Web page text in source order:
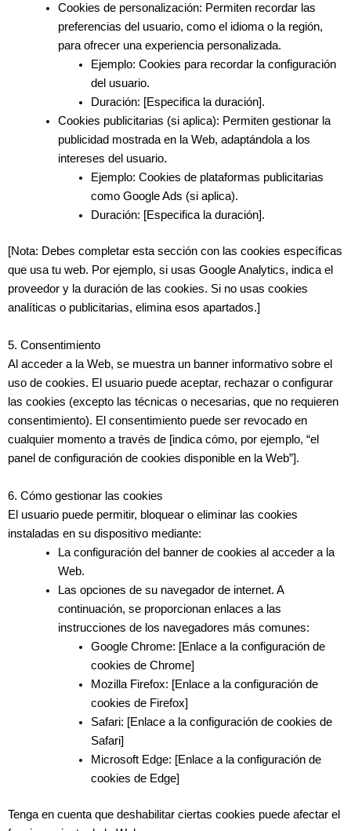
Cookies de personalización: Permiten recordar las
preferencias del usuario, como el idioma o la región,
para ofrecer una experiencia personalizada.
Ejemplo: Cookies para recordar la configuración
del usuario.
Duración: [Especifica la duración].
Cookies publicitarias (si aplica): Permiten gestionar la
publicidad mostrada en la Web, adaptándola a los
intereses del usuario.
Ejemplo: Cookies de plataformas publicitarias
como Google Ads (si aplica).
Duración: [Especifica la duración].
[Nota: Debes completar esta sección con las cookies específicas
que usa tu web. Por ejemplo, si usas Google Analytics, indica el
proveedor y la duración de las cookies. Si no usas cookies
analíticas o publicitarias, elimina esos apartados.]
5. Consentimiento
Al acceder a la Web, se muestra un banner informativo sobre el
uso de cookies. El usuario puede aceptar, rechazar o configurar
las cookies (excepto las técnicas o necesarias, que no requieren
consentimiento). El consentimiento puede ser revocado en
cualquier momento a través de [indica cómo, por ejemplo, “el
panel de configuración de cookies disponible en la Web”].
6. Cómo gestionar las cookies
El usuario puede permitir, bloquear o eliminar las cookies
instaladas en su dispositivo mediante:
La configuración del banner de cookies al acceder a la
Web.
Las opciones de su navegador de internet. A
continuación, se proporcionan enlaces a las
instrucciones de los navegadores más comunes:
Google Chrome: [Enlace a la configuración de
cookies de Chrome]
Mozilla Firefox: [Enlace a la configuración de
cookies de Firefox]
Safari: [Enlace a la configuración de cookies de
Safari]
Microsoft Edge: [Enlace a la configuración de
cookies de Edge]
Tenga en cuenta que deshabilitar ciertas cookies puede afectar el